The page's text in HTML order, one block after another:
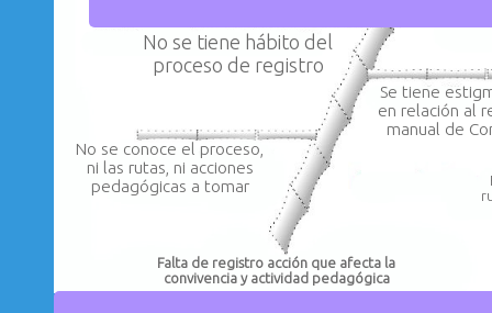
Falta de registro acción que afecta la
convivencia y actividad pedagógica
No se tiene hábito del
proceso de registro
Se tiene
en relación al
manual de
No se conoce el proceso,
ni las rutas, ni acciones
pedagógicas a tomar